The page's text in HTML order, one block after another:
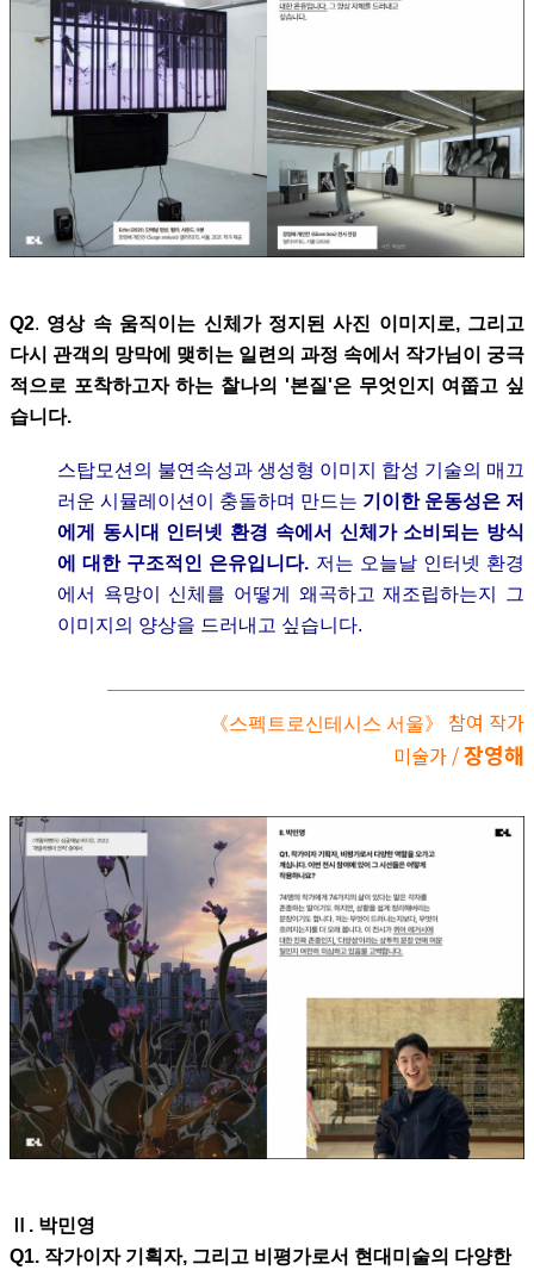
Q2. 영상 속 움직이는 신체가 정지된 사진 이미지로, 그리고
다시 관객의 망막에 맺히는 일련의 과정 속에서 작가님이 궁극
적으로 포착하고자 하는 찰나의 '본질'은 무엇인지 여쭙고 싶
습니다.
스탑모션의 불연속성과 생성형 이미지 합성 기술의 매끄
러운 시뮬레이션이 충돌하며 만드는 기이한 운동성은 저
에게 동시대 인터넷 환경 속에서 신체가 소비되는 방식
에 대한 구조적인 은유입니다. 저는 오늘날 인터넷 환경
에서 욕망이 신체를 어떻게 왜곡하고 재조립하는지 그
이미지의 양상을 드러내고 싶습니다.
《스펙트로신테시스 서울》
참여 작가
미술가 /장영해
Ⅱ. 박민영
Q1. 작가이자 기획자, 그리고 비평가로서 현대미술의 다양한